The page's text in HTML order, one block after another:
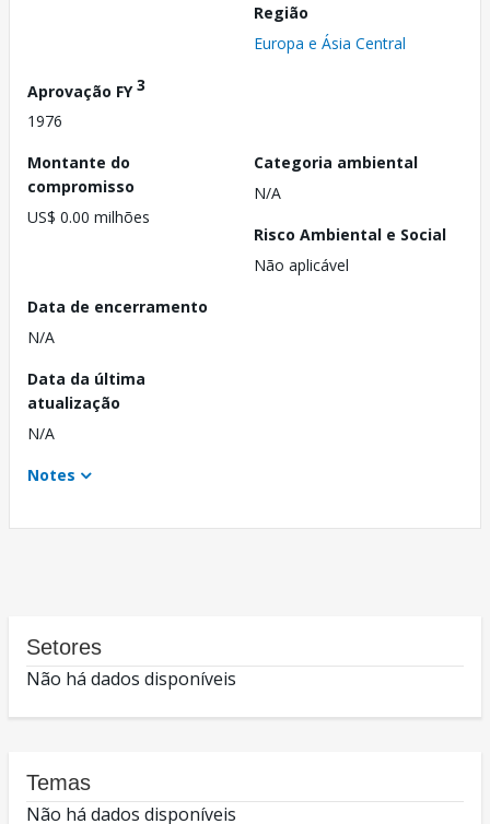
Região
Europa e Ásia Central
Aprovação FY3
1976
Montante do
compromisso
US$ 0.00 milhões
Categoria ambiental
N/A
Risco Ambiental e Social
Não aplicável
Data de encerramento
N/A
Data da última
atualização
N/A
Notes
Setores
Não há dados disponíveis
Temas
Não há dados disponíveis